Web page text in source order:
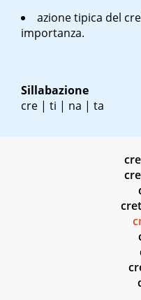
azione tipica del
importanza.
Sillabazione
cre | ti | na | ta